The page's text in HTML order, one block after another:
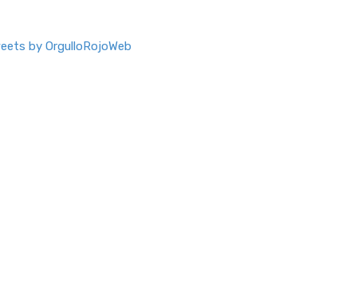
by OrgulloRojoWeb